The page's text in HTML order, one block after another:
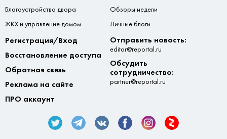
Благоустройство двора
ЖКХ и управление домом
Обзоры недели
Личные блоги
Регистрация/Вход
Восстановление доступа
Обратная связь
Реклама на сайте
ПРО аккаунт
Отправить новость:
editor@reportal.ru
Обсудить
сотрудничество:
partner@reportal.ru